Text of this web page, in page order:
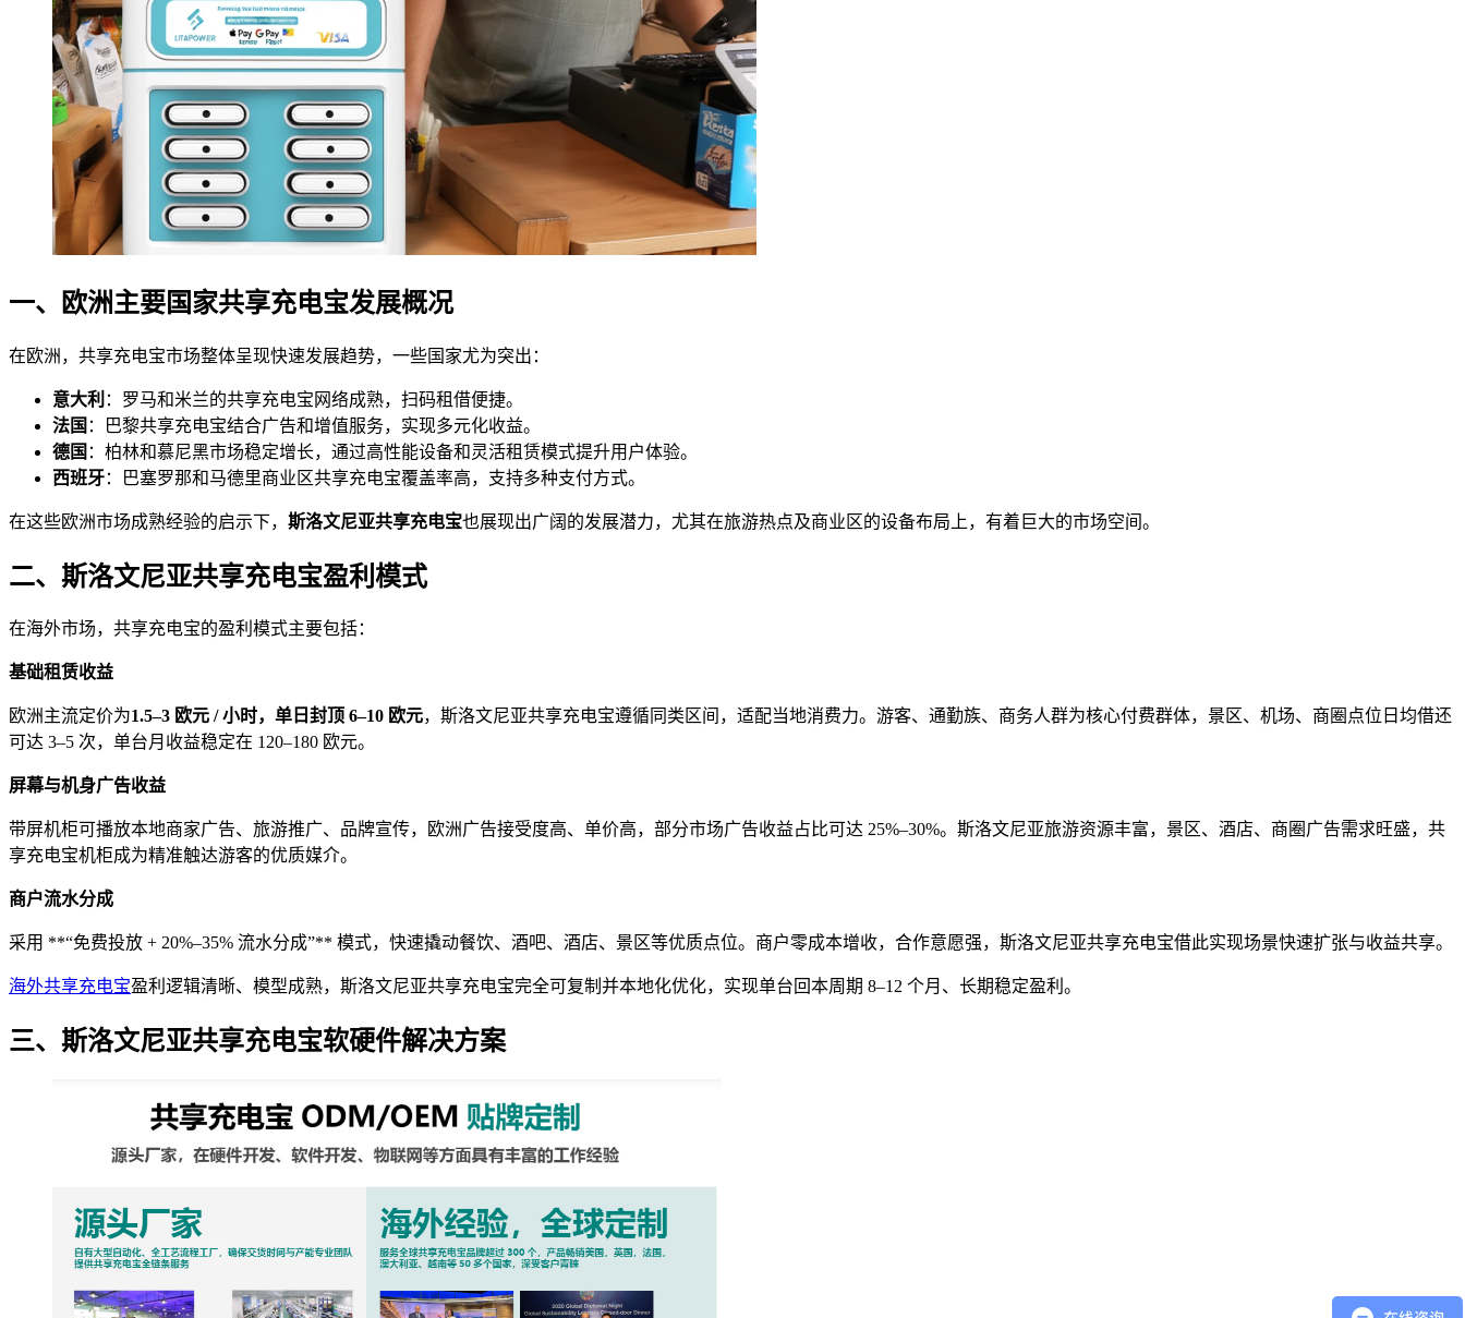
一、欧洲主要国家共享充电宝发展概况
在欧洲，共享充电宝市场整体呈现快速发展趋势，一些国家尤为突出：
意大利 ：罗马和米兰的共享充电宝网络成熟，扫码租借便捷。
法国 ：巴黎共享充电宝结合广告和增值服务，实现多元化收益。
德国 ：柏林和慕尼黑市场稳定增长，通过高性能设备和灵活租赁模式提升用户体验。
西班牙：巴塞罗那和马德里商业区共享充电宝覆盖率高，支持多种支付方式。
在这些欧洲市场成熟经验的启示下， 斯洛文尼亚共享充电宝也展现出广阔的发展潜力，尤其在旅游热点及商业区的设备布局上，有着巨大的市场空间。
二、斯洛文尼亚共享充电宝盈利模式
在海外市场，共享充电宝的盈利模式主要包括：
基础租赁收益
欧洲主流定价为1.5–3 欧元 / 小时，单日封顶 6–10 欧元，斯洛文尼亚共享充电宝遵循同类区间，适配当地消费力。游客、通勤族、商务人群为核心付费群体，景区、机场、商圈点位日均借还
可达 3–5 次，单台月收益稳定在 120–180 欧元。
屏幕与机身广告收益
带屏机柜可播放本地商家广告、旅游推广、品牌宣传，欧洲广告接受度高、单价高，部分市场广告收益占比可达 25%–30%。斯洛文尼亚旅游资源丰富，景区、酒店、商圈广告需求旺盛，共
享充电宝机柜成为精准触达游客的优质媒介。
商户流水分成
采用 **“免费投放 + 20%–35% 流水分成”** 模式，快速撬动餐饮、酒吧、酒店、景区等优质点位。商户零成本增收，合作意愿强，斯洛文尼亚共享充电宝借此实现场景快速扩张与收益共享。
海外共享充电宝盈利逻辑清晰、模型成熟，斯洛文尼亚共享充电宝完全可复制并本地化优化，实现单台回本周期 8–12 个月、长期稳定盈利。
三、斯洛文尼亚共享充电宝软硬件解决方案